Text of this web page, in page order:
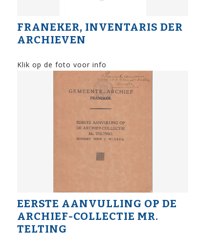
FRANEKER, INVENTARIS DER
ARCHIEVEN
Klik op de foto voor info
EERSTE AANVULLING OP DE
ARCHIEF-COLLECTIE MR.
TELTING